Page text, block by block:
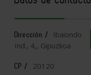
Dirección /
Ibaiondo
Ind., 4,, Gipuzkoa
CP / 20120